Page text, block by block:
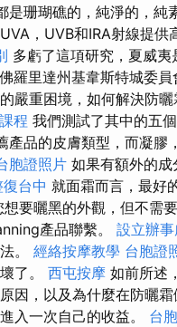
是珊瑚礁的，純淨的，純
，UVB和IRA射線提
多虧了這項研究，夏威
佛羅里達州基韋斯特城委
嚴重困境，如何解決防
程 我們測試了其中的五
產品的皮膚類型，而凝
胞證照片 如果有額外的
復台中 就面霜而言，最好
要曬黑的外觀，但不需
產品聯繫。 設立辦事
。 經絡按摩教學 台胞證
了。 西屯按摩 如前所述
因，以及為什麼在防曬
入一次自己的收益。 台